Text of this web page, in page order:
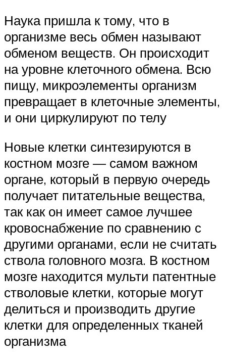
Наука пришла к тому, что в
организме весь обмен называют
обменом веществ. Он происходит
на уровне клеточного обмена. Всю
пищу, микроэлементы организм
превращает в клеточные элементы,
и они циркулируют по телу
Новые клетки синтезируются в
костном мозге — самом важном
органе, который в первую очередь
получает питательные вещества,
так как он имеет самое лучшее
кровоснабжение по сравнению с
другими органами, если не считать
ствола головного мозга. В костном
мозге находится мульти патентные
стволовые клетки, которые могут
делиться и производить другие
клетки для определенных тканей
организма